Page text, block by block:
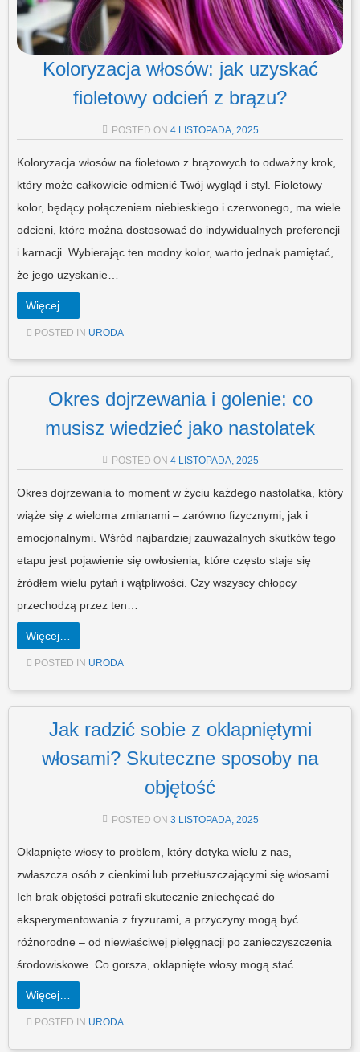
Koloryzacja włosów: jak uzyskać
fioletowy odcień z brązu?
POSTED ON 4 LISTOPADA, 2025
Koloryzacja włosów na fioletowo z brązowych to odważny krok,
który może całkowicie odmienić Twój wygląd i styl. Fioletowy
kolor, będący połączeniem niebieskiego i czerwonego, ma wiele
odcieni, które można dostosować do indywidualnych preferencji
i karnacji. Wybierając ten modny kolor, warto jednak pamiętać,
że jego uzyskanie…
Więcej…
POSTED IN URODA
Okres dojrzewania i golenie: co
musisz wiedzieć jako nastolatek
POSTED ON 4 LISTOPADA, 2025
Okres dojrzewania to moment w życiu każdego nastolatka, który
wiąże się z wieloma zmianami – zarówno fizycznymi, jak i
emocjonalnymi. Wśród najbardziej zauważalnych skutków tego
etapu jest pojawienie się owłosienia, które często staje się
źródłem wielu pytań i wątpliwości. Czy wszyscy chłopcy
przechodzą przez ten…
Więcej…
POSTED IN URODA
Jak radzić sobie z oklapniętymi
włosami? Skuteczne sposoby na
objętość
POSTED ON 3 LISTOPADA, 2025
Oklapnięte włosy to problem, który dotyka wielu z nas,
zwłaszcza osób z cienkimi lub przetłuszczającymi się włosami.
Ich brak objętości potrafi skutecznie zniechęcać do
eksperymentowania z fryzurami, a przyczyny mogą być
różnorodne – od niewłaściwej pielęgnacji po zanieczyszczenia
środowiskowe. Co gorsza, oklapnięte włosy mogą stać…
Więcej…
POSTED IN URODA